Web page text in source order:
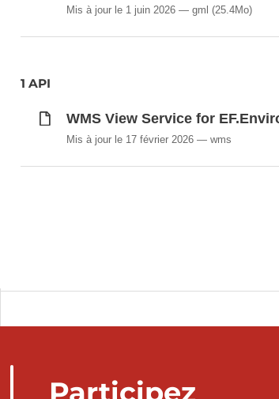
Mis à jour le 1 juin 2026 gml(25.4Mo)
1 API
WMS View Service for
Mis à jour le 17 février 2026 wms